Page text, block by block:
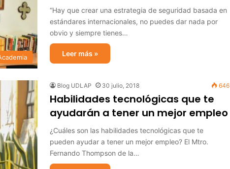
“Hay que crear una estrategia de seguridad basada en
estándares internacionales, no puedes dar nada por
obvio y siempre tienes…
Leer más »
Blog UDLAP 30 julio, 2018 646
Habilidades tecnológicas que te
ayudarán a tener un mejor empleo
¿Cuáles son las habilidades tecnológicas que te
pueden ayudar a tener un mejor empleo? El Mtro.
Fernando Thompson de la…